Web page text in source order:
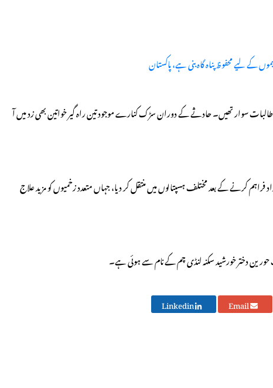
کے لیے محفوظ پناہ گاہ بنی ہے، پاکستان
کے مطابق بس میں 40 سے زائد طالبات سوار تھیں۔ حادثے کے دوران سڑک کنارے موجود تین راہ گیر خواتین بھی زد میں آ
فراہم کرنے کے بعد مختلف ہسپتالوں میں منتقل کر دیا، جہاں متعدد زخمیوں کو مزید علاج
دختر خورشید سکنہ لنڈی چم کے نام سے ہوئی ہے۔
Email
Linkedin